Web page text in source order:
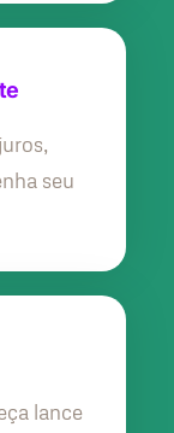
seu
lance